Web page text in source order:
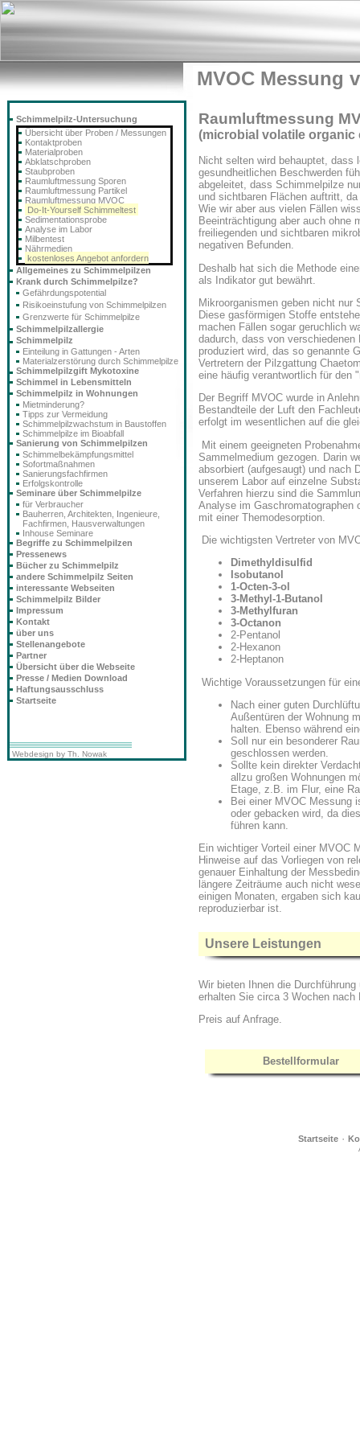
MVOC Messung
Raumluftmessung
(microbial volatile organic
Nicht selten wird behauptet,
gesundheitlichen Beschwerden
abgeleitet, dass Schimmelpilze
und sichtbaren Flächen auftritt,
Wie wir aber aus vielen Fällen
Beeinträchtigung aber auch ohne
freiliegenden und sichtbaren
negativen Befunden.
Deshalb hat sich die Methode
als Indikator gut bewährt.
Mikroorganismen geben nicht
Diese gasförmigen Stoffe
machen Fällen sogar geruchlich
dadurch, dass von verschiedenen
produziert wird, das so genannte
Vertretern der Pilzgattung
eine häufig verantwortlich für den
Der Begriff MVOC wurde in
Bestandteile der Luft den
erfolgt im wesentlichen auf die
Mit einem geeigneten
Sammelmedium gezogen. Darin
absorbiert (aufgesaugt) und nach
unserem Labor auf einzelne
Verfahren hierzu sind die
Analyse im Gaschromatographen
mit einer Themodesorption.
Die wichtigsten Vertreter von
Dimethyldisulfid
Isobutanol
1-Octen-3-ol
3-Methyl-1-Butanol
3-Methylfuran
3-Octanon
2-Pentanol
2-Hexanon
2-Heptanon
Wichtige Voraussetzungen für
Nach einer guten
Außentüren der Wohnung
halten. Ebenso während
Soll nur ein besonderer
geschlossen werden.
Sollte kein direkter
allzu großen Wohnungen
Etage, z.B. im Flur, eine
Bei einer MVOC Messung
oder gebacken wird, da
führen kann.
Ein wichtiger Vorteil einer MVOC
Hinweise auf das Vorliegen von
genauer Einhaltung der
längere Zeiträume auch nicht
einigen Monaten, ergaben sich
reproduzierbar ist.
Unsere Leistungen
Wir bieten Ihnen die
erhalten Sie circa 3 Wochen nach
Preis auf Anfrage.
Bestellformular
Startseite·
Schimmelpilz-Untersuchung
Übersicht über Proben / Messungen
Kontaktproben
Materialproben
Abklatschproben
Staubproben
Raumluftmessung Sporen
Raumluftmessung Partikel
Raumluftmessung MVOC
Do-It-Yourself Schimmeltest
Sedimentationsprobe
Analyse im Labor
Milbentest
Nährmedien
kostenloses Angebot anfordern
Allgemeines zu Schimmelpilzen
Krank durch Schimmelpilze?
Gefährdungspotential
Risikoeinstufung von Schimmelpilzen
Grenzwerte für Schimmelpilze
Schimmelpilzallergie
Schimmelpilz
Einteilung in Gattungen - Arten
Materialzerstörung durch Schimmelpilze
Schimmelpilzgift Mykotoxine
Schimmel in Lebensmitteln
Schimmelpilz in Wohnungen
Mietminderung?
Tipps zur Vermeidung
Schimmelpilzwachstum in Baustoffen
Schimmelpilze im Bioabfall
Sanierung von Schimmelpilzen
Schimmelbekämpfungsmittel
Sofortmaßnahmen
Sanierungsfachfirmen
Erfolgskontrolle
Seminare über Schimmelpilze
für Verbraucher
Bauherren, Architekten, Ingenieure,
Fachfirmen, Hausverwaltungen
Inhouse Seminare
Begriffe zu Schimmelpilzen
Pressenews
Bücher zu Schimmelpilz
andere Schimmelpilz Seiten
interessante Webseiten
Schimmelpilz Bilder
Impressum
Kontakt
über uns
Stellenangebote
Partner
Übersicht über die Webseite
Presse / Medien Download
Haftungsausschluss
Startseite
Webdesign by Th. Nowak